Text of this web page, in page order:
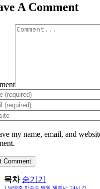
A Comment
my name, email, and
목차 숨기기